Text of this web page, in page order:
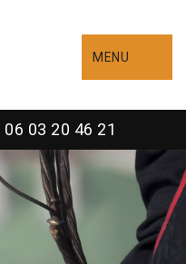
MENU
06 03 20 46 21